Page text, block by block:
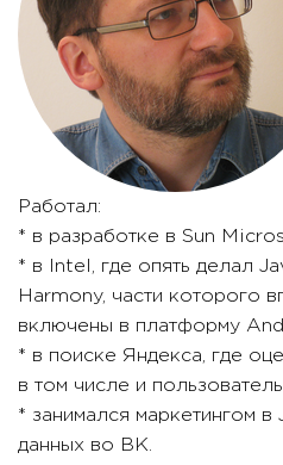
Работал:
* в разработке в Sun
* в Intel, где опять делал
Harmony, части которого
включены в платформу
* в поиске Яндекса, где
в том числе и
* занимался маркетингом
данных во ВК.